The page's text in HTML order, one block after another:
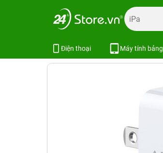
Điện thoại Máy tính bảng
Trang chủ Cốc - Cáp Sạc